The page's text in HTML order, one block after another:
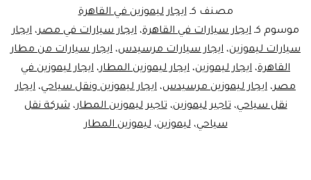
مصر
مصنف كـايجار ليموزين في القاهرة
موسوم كـ ايجار سيارات في القاهرة، ايجار سيارات في مصر، ايجار
سيارات ليموزين، ايجار سيارات مرسيدس، ايجار سيارات من مطار
القاهرة، ايجار ليموزين، ايجار ليموزين المطار، ايجار ليموزين في
مصر، ايجار ليموزين مرسيدس، ايجار ليموزين ونقل سياحي، ايجار
نقل سياحي،تاجير ليموزين،تاجير ليموزين المطار،شركة نقل
سياحي،ليموزين،ليموزين المطار